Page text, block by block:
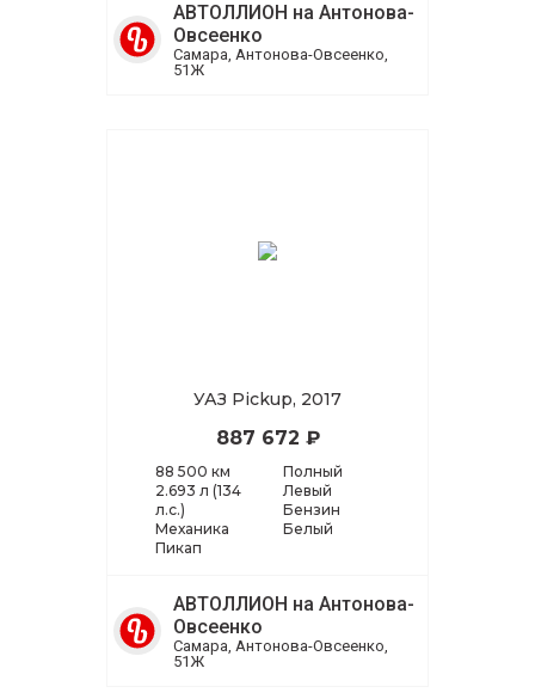
АВТОЛЛИОН на Антонова-
Овсеенко
Самара, Антонова-Овсеенко,
51Ж
УАЗ Pickup, 2017
887 672 ₽
88 500 км
2.693 л (134
л.с.)
Механика
Пикап
Полный
Левый
Бензин
Белый
АВТОЛЛИОН на Антонова-
Овсеенко
Самара, Антонова-Овсеенко,
51Ж